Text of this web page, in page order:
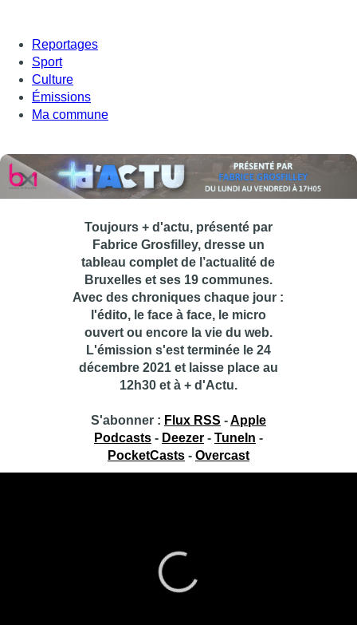
Reportages
Sport
Culture
Émissions
Ma commune
Toujours + d'actu, présenté par
Fabrice Grosfilley, dresse un
tableau complet de l’actualité de
Bruxelles et ses 19 communes.
Avec des chroniques chaque jour :
l'édito, le face à face, le micro
ouvert ou encore la vie du web.
L'émission s'est terminée le 24
décembre 2021 et laisse place au
12h30 et à + d'Actu.
S'abonner : Flux RSS -Apple
Podcasts- Deezer- TuneIn -
PocketCasts- Overcast
Toujours + d’Actu, c’est le concentré d’actualité de BX1+,
présenté de 12h00 à 13h00 par Fabrice Grosfilley : découvrez